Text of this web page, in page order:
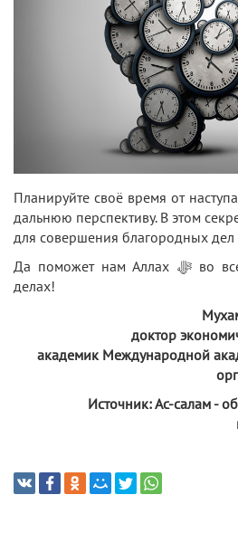
Планируйте своё время от
дальнюю перспективу. В этом
для совершения благородных
Да поможет нам Аллах ﷻво
делах!
доктор
академик Международной
Источник: Ас-салам -